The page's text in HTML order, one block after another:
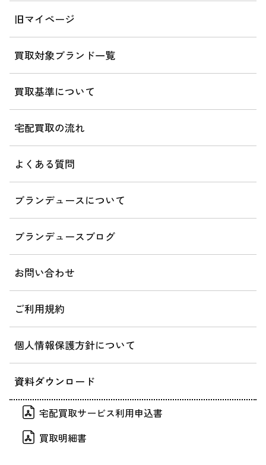
旧マイページ
買取対象ブランド一覧
買取基準について
宅配買取の流れ
よくある質問
ブランデュースについて
ブランデュースブログ
お問い合わせ
ご利用規約
個人情報保護方針について
資料ダウンロード
宅配買取サービス利用申込書
買取明細書